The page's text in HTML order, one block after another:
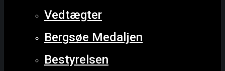
Vedtægter
Bergsøe Medaljen
Bestyrelsen